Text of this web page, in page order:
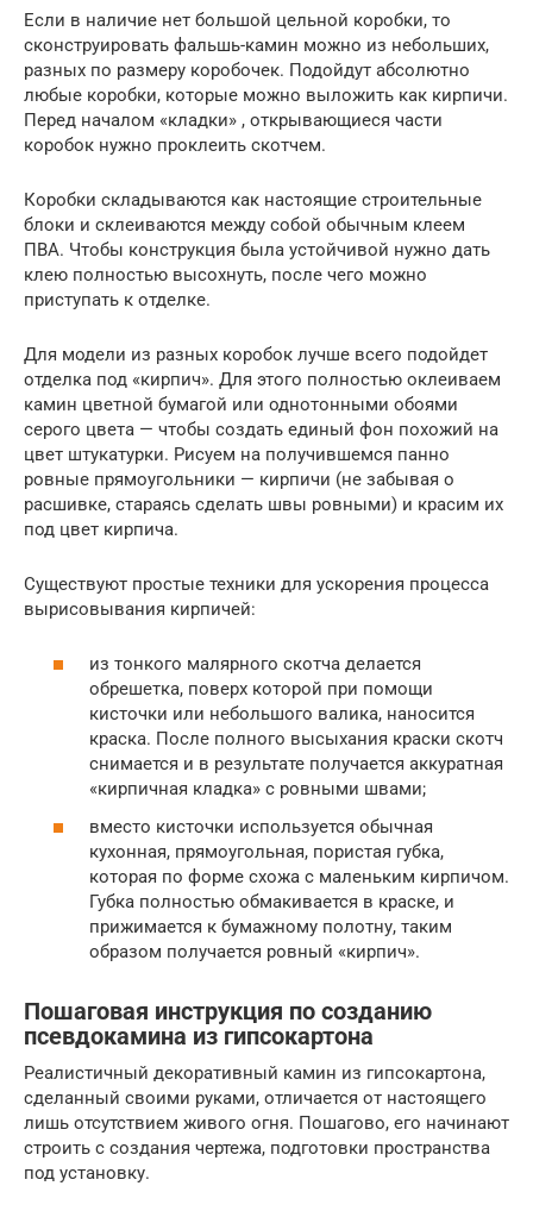
Если в наличие нет большой цельной коробки, то
сконструировать фальшь-камин можно из небольших,
разных по размеру коробочек. Подойдут абсолютно
любые коробки, которые можно выложить как кирпичи.
Перед началом «кладки» , открывающиеся части
коробок нужно проклеить скотчем.
Коробки складываются как настоящие строительные
блоки и склеиваются между собой обычным клеем
ПВА. Чтобы конструкция была устойчивой нужно дать
клею полностью высохнуть, после чего можно
приступать к отделке.
Для модели из разных коробок лучше всего подойдет
отделка под «кирпич». Для этого полностью оклеиваем
камин цветной бумагой или однотонными обоями
серого цвета — чтобы создать единый фон похожий на
цвет штукатурки. Рисуем на получившемся панно
ровные прямоугольники — кирпичи (не забывая о
расшивке, стараясь сделать швы ровными) и красим их
под цвет кирпича.
Существуют простые техники для ускорения процесса
вырисовывания кирпичей:
из тонкого малярного скотча делается
обрешетка, поверх которой при помощи
кисточки или небольшого валика, наносится
краска. После полного высыхания краски скотч
снимается и в результате получается аккуратная
«кирпичная кладка» с ровными швами;
вместо кисточки используется обычная
кухонная, прямоугольная, пористая губка,
которая по форме схожа с маленьким кирпичом.
Губка полностью обмакивается в краске, и
прижимается к бумажному полотну, таким
образом получается ровный «кирпич».
Пошаговая инструкция по созданию
псевдокамина из гипсокартона
Реалистичный декоративный камин из гипсокартона,
сделанный своими руками, отличается от настоящего
лишь отсутствием живого огня. Пошагово, его начинают
строить с создания чертежа, подготовки пространства
под установку.